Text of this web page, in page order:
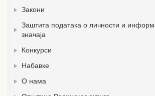
Закони
Заштита података о личности и
значаја
Конкурси
Набавке
О нама